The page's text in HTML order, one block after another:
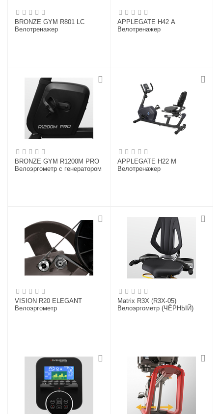
BRONZE GYM R801 LC
Велотренажер
APPLEGATE H42 A
Велотренажер
BRONZE GYM R1200M PRO
Велоэргометр с генератором
APPLEGATE H22 M
Велотренажер
VISION R20 ELEGANT
Велоэргометр
Matrix R3X (R3X-05)
Велоэргометр (ЧЁРНЫЙ)